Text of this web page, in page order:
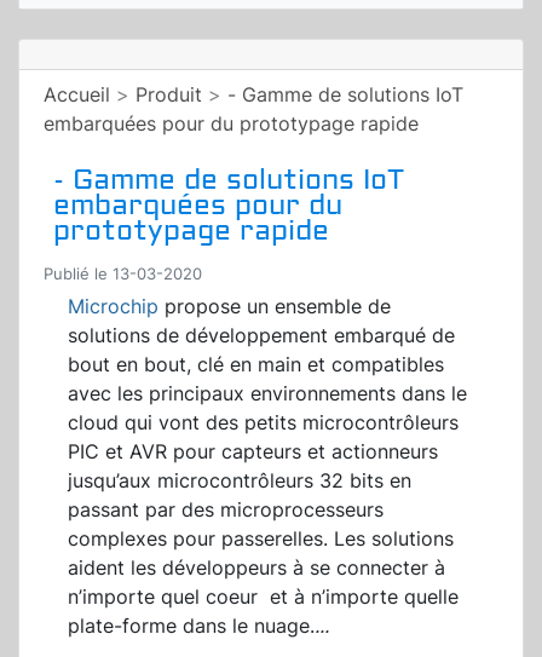
Accueil > Produit > - Gamme de solutions IoT
embarquées pour du prototypage rapide
- Gamme de solutions IoT
embarquées pour du
prototypage rapide
Publié le 13-03-2020
Microchip propose un ensemble de
solutions de développement embarqué de
bout en bout, clé en main et compatibles
avec les principaux environnements dans le
cloud qui vont des petits microcontrôleurs
PIC et AVR pour capteurs et actionneurs
jusqu’aux microcontrôleurs 32 bits en
passant par des microprocesseurs
complexes pour passerelles. Les solutions
aident les développeurs à se connecter à
n’importe quel coeur et à n’importe quelle
plate-forme dans le nuage....